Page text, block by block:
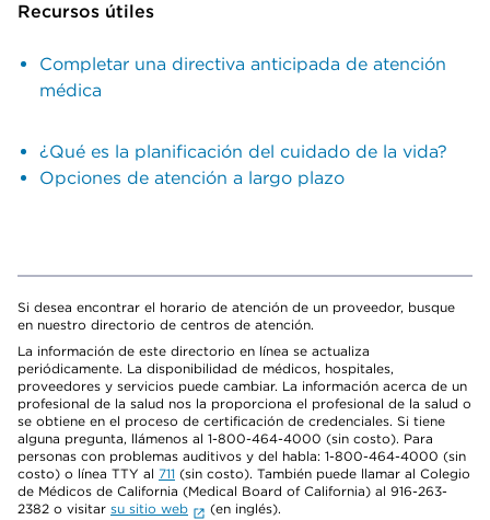
Recursos útiles
Completar una directiva anticipada de atención
médica
¿Qué es la planificación del cuidado de la vida?
Opciones de atención a largo plazo
Si desea encontrar el horario de atención de un proveedor, busque
en nuestro directorio de centros de atención.
La información de este directorio en línea se actualiza
periódicamente. La disponibilidad de médicos, hospitales,
proveedores y servicios puede cambiar. La información acerca de un
profesional de la salud nos la proporciona el profesional de la salud o
se obtiene en el proceso de certificación de credenciales. Si tiene
alguna pregunta, llámenos al 1-800-464-4000 (sin costo). Para
personas con problemas auditivos y del habla: 1-800-464-4000 (sin
costo) o línea TTY al 711 (sin costo). También puede llamar al Colegio
de Médicos de California (Medical Board of California) al 916-263-
2382 o visitar su sitio web
(en inglés).